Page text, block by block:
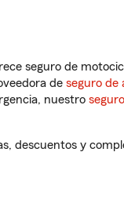
seguro de
de seguro de
nuestro
descuentos y